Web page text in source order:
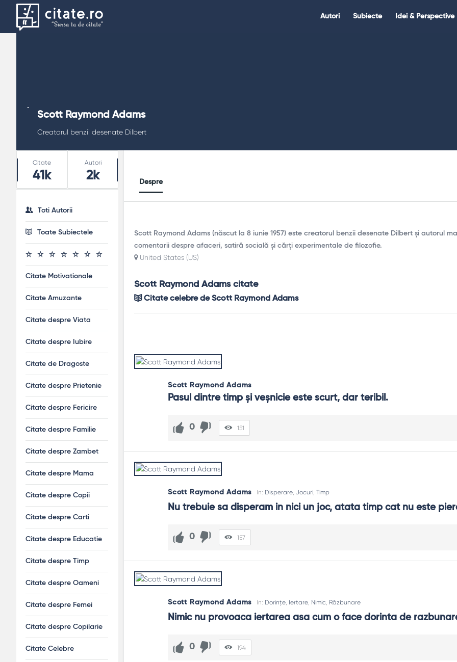
Citate.ro
Autori Subiecte Idei & Perspective
Scott Raymond Adams
Creatorul benzii desenate Dilbert
Despre
Scott Raymond Adams (născut la 8 iunie 1957) este creatorul benzii desenate Dilbert și autorul
comentarii despre afaceri, satiră socială și cărți experimentale de filozofie.
United States (US)
Scott Raymond Adams citate
Citate celebre de Scott Raymond Adams
Scott Raymond Adams
Pasul dintre timp şi veşnicie este scurt, dar teribil.
0 151
Scott Raymond Adams In: Disperare,Jocuri,Timp
Nu trebuie sa disperam in nici un joc, atata timp cat nu este
0 157
Scott Raymond Adams In: Dorințe Iertare Nimic Răzbunare
Nimic nu provoaca iertarea asa cum o face dorinta de
0 194
Stats
Citate
41k
Autori
2k
Toti Autorii
Toate Subiectele
Citate Motivationale
Citate Amuzante
Citate despre Viata
Citate despre Iubire
Citate de Dragoste
Citate despre Prietenie
Citate despre Fericire
Citate despre Familie
Citate despre Zambet
Citate despre Mama
Citate despre Copii
Citate despre Carti
Citate despre Educatie
Citate despre Timp
Citate despre Oameni
Citate despre Femei
Citate despre Copilarie
Citate Celebre